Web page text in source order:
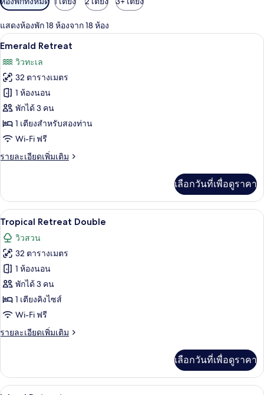
กรอง
ที่
มี
ให้
สำหรับ
ห้อง
พัก
แสดงห้องพัก 18 ห้องจาก 18 ห้อง
เปิด
ภาพถ่าย
ทั้งหมด
ของ
Emerald
Retreat
เครื่องนอนระดับพรีเมียม, ผ้านวมขนเ
19
Emerald Retreat
วิวทะเล
32 ตารางเมตร
1 ห้องนอน
พักได้ 3 คน
1 เตียงสำหรับสองท่าน
Wi-Fi ฟรี
รายละเอียดเพิ่มเติม
ราย
เกี่ยว
กับ
Emerald
Retreat
เลือกวันที่เพื่อดูราคา
เปิด
ภาพถ่าย
ทั้งหมด
ของ
Tropical
Retreat
Double
เครื่องนอนระดับพรีเมียม, ผ้านวมขนเ
16
Tropical Retreat Double
วิวสวน
32 ตารางเมตร
1 ห้องนอน
พักได้ 3 คน
1 เตียงคิงไซส์
Wi-Fi ฟรี
รายละเอียดเพิ่มเติม
ราย
เกี่ยว
กับ
เลือกวันที่เพื่อดูราคา
เครื่องนอนระดับพรีเมียม, ผ้านวมขนเ